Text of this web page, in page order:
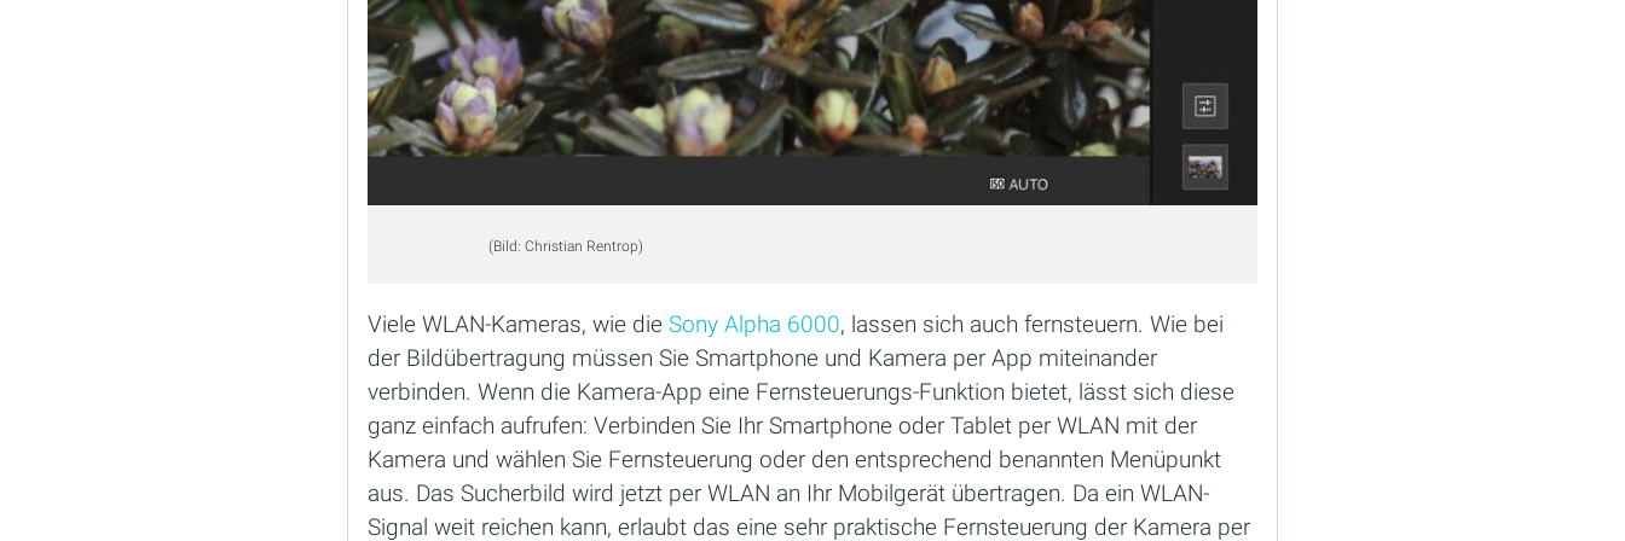
(Bild: Christian Rentrop)
Viele WLAN-Kameras, wie die Sony Alpha 6000, lassen sich auch fernsteuern. Wie bei
der Bildübertragung müssen Sie Smartphone und Kamera per App miteinander
verbinden. Wenn die Kamera-App eine Fernsteuerungs-Funktion bietet, lässt sich diese
ganz einfach aufrufen: Verbinden Sie Ihr Smartphone oder Tablet per WLAN mit der
Kamera und wählen Sie Fernsteuerung oder den entsprechend benannten Menüpunkt
aus. Das Sucherbild wird jetzt per WLAN an Ihr Mobilgerät übertragen. Da ein WLAN-
Signal weit reichen kann, erlaubt das eine sehr praktische Fernsteuerung der Kamera per